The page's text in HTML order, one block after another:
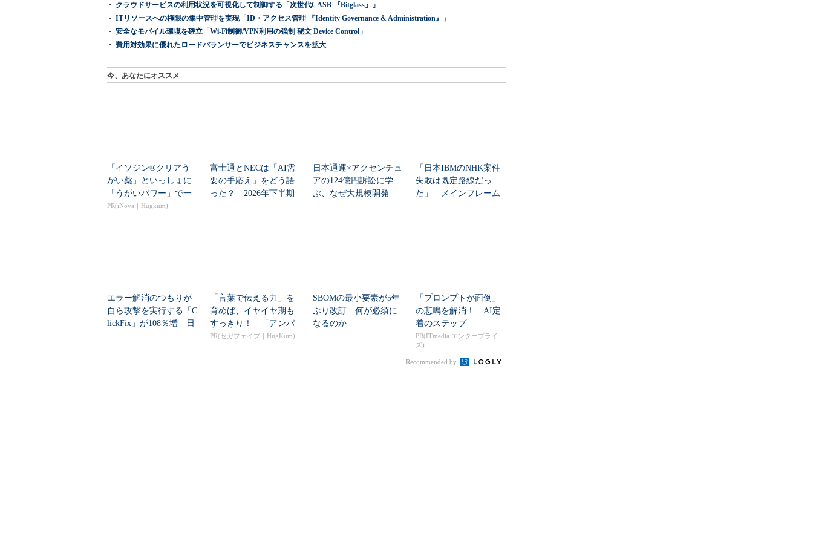
クラウドサービスの利用状況を可視化して制御する「次世代CASB 『Bitglass』」
ITリソースへの権限の集中管理を実現「ID・アクセス管理 『Identity Governance & Administration』」
安全なモバイル環境を確立「Wi-Fi制御/VPN利用の強制 秘文 Device Control」
費用対効果に優れたロードバランサーでビジネスチャンスを拡大
今、あなたにオススメ
「イソジン®クリアう
がい薬」といっしょに
「うがいパワー」で一
年中！ 健やか
PR(iNova｜Hugkum)
富士通とNECは「AI需
要の手応え」をどう語
った？ 2026年下半期
日本通運×アクセンチュ
アの124億円訴訟に学
ぶ、なぜ大規模開発
「日本IBMのNHK案件
失敗は既定路線だっ
た」 メインフレーム
エラー解消のつもりが
自ら攻撃を実行する「C
lickFix」が108％増 日
「言葉で伝える力」を
育めば、イヤイヤ期も
すっきり！ 「アンパ
ンマン ことばずかん...
PR(セガフェイブ｜HugKum)
SBOMの最小要素が5年
ぶり改訂 何が必須に
なるのか
「プロンプトが面倒」
の悲鳴を解消！ AI定
着のステップ
PR(ITmedia エンタープライ
ズ)
Recommended by